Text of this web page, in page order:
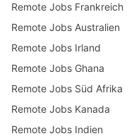
Remote Jobs Frankreich
Remote Jobs Australien
Remote Jobs Irland
Remote Jobs Ghana
Remote Jobs Süd Afrika
Remote Jobs Kanada
Remote Jobs Indien